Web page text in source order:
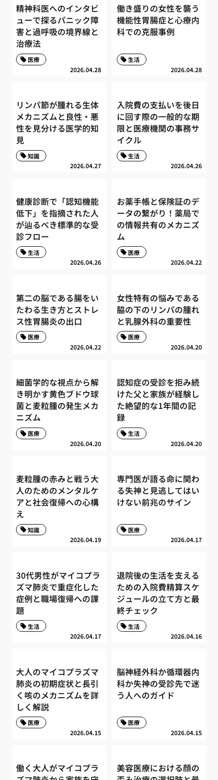
精神科医へのインタビ
ューで探るパニック障
害と過呼吸の境界線と
治療法
2026.04.28
医療
働き盛りの女性を襲う
機能性胃腸症と心療内
科での克服事例
2026.04.28
生活
リンパ節が腫れる生体
メカニズムと良性・悪
性を見分ける医学的知
見
2026.04.27
知識
入院費の支払いを後日
に回す際の一般的な期
限と医療機関の事務サ
イクル
2026.04.26
生活
健康診断で「認知機能
低下」を指摘された人
が辿るべき標準的な受
診フロー
2026.04.26
生活
お薬手帳と保険証のデ
ータの繋がり！薬局で
の情報共有のメカニズ
ム
2026.04.22
医療
第二の脳である腸をい
たわる生き方とストレ
ス性胃腸炎の出口
2026.04.22
医療
女性特有の悩みである
脇の下のリンパの腫れ
と乳腺外科の重要性
2026.04.20
医療
細菌学的な視点から解
き明かす黄色ブドウ球
菌と麦粒腫の発生メカ
ニズム
2026.04.20
医療
認知症の受診を拒み続
けた父と家族が経験し
た絶望的な1年間の記
録
2026.04.20
生活
麦粒腫の赤みと戦う大
人のためのメンタルケ
アと社会復帰への心構
え
2026.04.19
知識
専門医が語る命に関わ
る失神と見逃してはい
けない前兆のサイン
2026.04.17
医療
30代男性がマイコプラ
ズマ肺炎で重症化した
症例と職場復帰への課
題
2026.04.17
生活
退院後の生活を支える
ための入院費精算スケ
ジュールの立て方と最
終チェック
2026.04.16
生活
大人のマイコプラズマ
肺炎の初期症状と長引
く咳のメカニズムを詳
しく解説
2026.04.15
医療
脳神経外科か循環器内
科か失神の受診先で迷
う人へのガイド
2026.04.15
医療
働く大人がマイコプラ
美容医療における顔の